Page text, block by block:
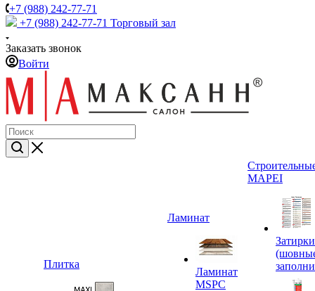
+7 (988) 242-77-71
+7 (988) 242-77-71 Торговый зал
Заказать звонок
Войти
Плитка
Ламинат
Ламинат
MSPC
MAPEI
Затирки